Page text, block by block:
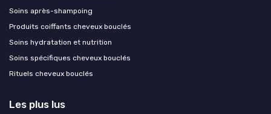
Soins après-shampoing
Produits coiffants cheveux bouclés
Soins hydratation et nutrition
Soins spécifiques cheveux bouclés
Rituels cheveux bouclés
Les plus lus